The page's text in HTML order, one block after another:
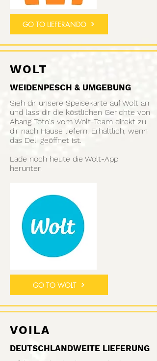
GO TO LIEFERANDO
WOLT
WEIDENPESCH & UMGEBUNG
Sieh dir unsere Speisekarte auf Wolt an
und lass dir die köstlichen Gerichte von
Abang Toto's vom Wolt-Team direkt zu
dir nach Hause liefern. Erhältlich, wenn
das Deli geöffnet ist.
Lade noch heute die Wolt-App
herunter.
GO TO WOLT
VOILA
DEUTSCHLANDWEITE LIEFERUNG